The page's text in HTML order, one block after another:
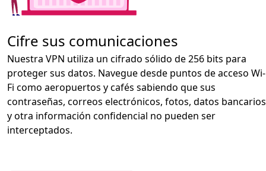
Cifre sus comunicaciones
Nuestra VPN utiliza un cifrado sólido de 256 bits para
proteger sus datos. Navegue desde puntos de acceso Wi-
Fi como aeropuertos y cafés sabiendo que sus
contraseñas, correos electrónicos, fotos, datos bancarios
y otra información confidencial no pueden ser
interceptados.